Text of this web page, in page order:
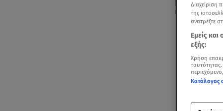
Μάνος
Διαχείριση
της
ανατρέξτε
Εμείς
εξής:
Χρήση
Κατάλογος